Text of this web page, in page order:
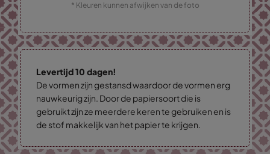
* Kleuren kunnen afwijken van de foto
Levertijd 10 dagen!
De vormen zijn gestansd waardoor de vormen erg
nauwkeurig zijn. Door de papiersoort die is
gebruikt zijn ze meerdere keren te gebruiken en is
de stof makkelijk van het papier te krijgen.